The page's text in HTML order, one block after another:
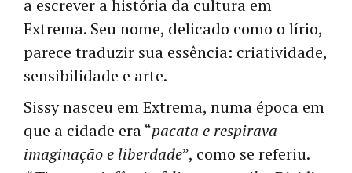
a escrever a história da cultura em
Extrema. Seu nome, delicado como o lírio,
parece traduzir sua essência: criatividade,
sensibilidade e arte.
Sissy nasceu em Extrema, numa época em
que a cidade era “pacata e respirava
imaginação e liberdade”, como se referiu.